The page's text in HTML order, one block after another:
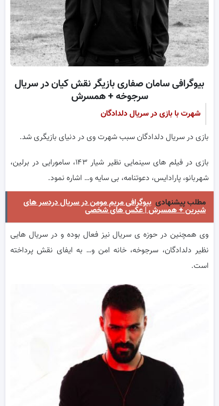
بیوگرافی سامان صفاری بازیگر نقش کیان در سریال
سرجوخه + همسرش
شهرت با بازی در سریال دلدادگان
بازی در سریال دلدادگان سبب شهرت وی در دنیای بازیگری شد.
بازی در فیلم های سینمایی نظیر شیار ۱۴۳، سامورایی در برلین،
شهربانو، پارادایس، دعوتنامه، بی سایه و… اشاره نمود.
مطلب پیشنهادی بیوگرافی مریم مومن در سریال دردسر های
شیرین + همسرش | عکس های شخصی
وی همچنین در حوزه ی سریال نیز فعال بوده و در سریال هایی
نظیر دلدادگان، سرجوخه، خانه امن و… به ایفای نقش پرداخته
است.